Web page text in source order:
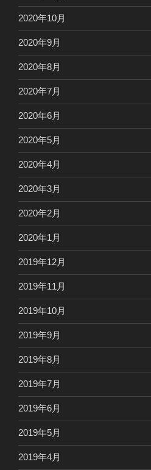
2020年10月
2020年9月
2020年8月
2020年7月
2020年6月
2020年5月
2020年4月
2020年3月
2020年2月
2020年1月
2019年12月
2019年11月
2019年10月
2019年9月
2019年8月
2019年7月
2019年6月
2019年5月
2019年4月